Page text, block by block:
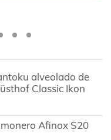
alveolado de
Classic Ikon
Afinox S20